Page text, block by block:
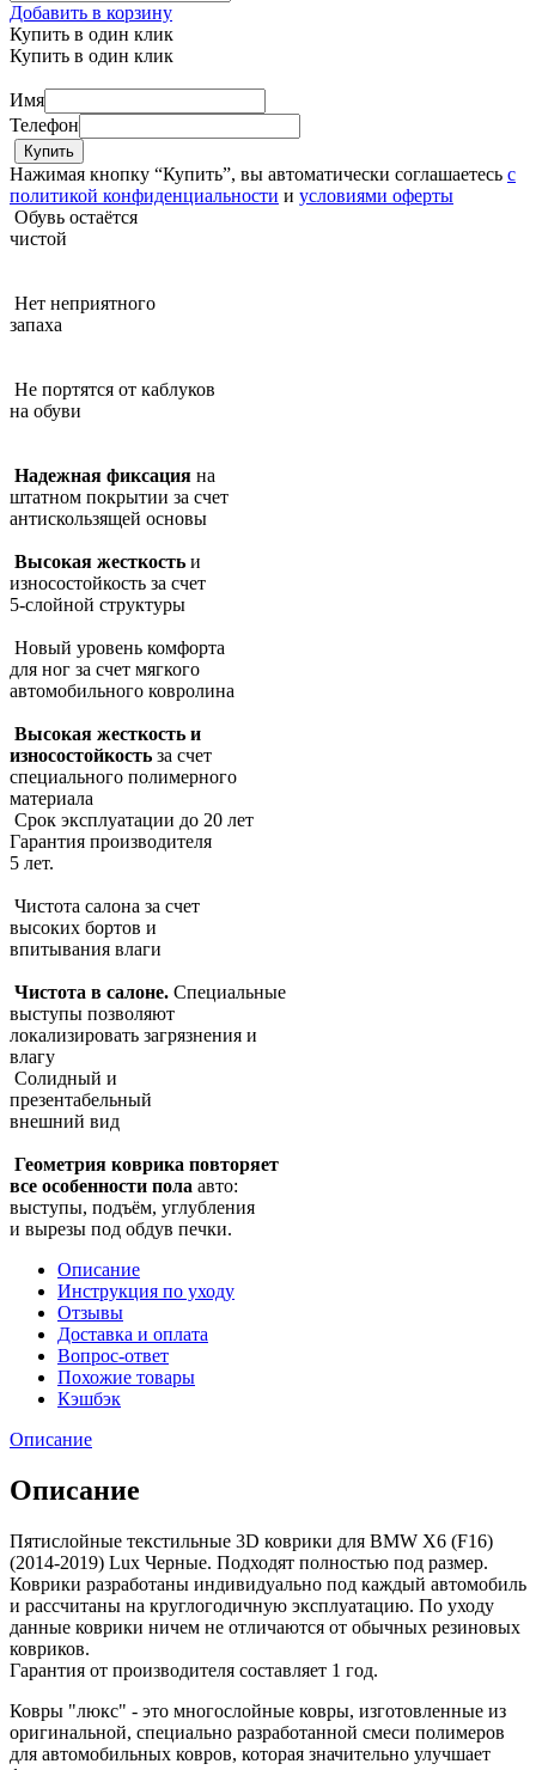
Добавить в корзину
Купить в один клик
Купить в один клик
Имя
Телефон
Нажимая кнопку “Купить”, вы автоматически соглашаетесь с
политикой конфиденциальности и условиями оферты
Обувь остаётся
чистой
Нет неприятного
запаха
Не портятся от каблуков
на обуви
Надежная фиксация на
штатном покрытии за счет
антискользящей основы
Высокая жесткость и
износостойкость за счет
5-слойной структуры
Новый уровень комфорта
для ног за счет мягкого
автомобильного ковролина
Высокая жесткость и
износостойкость за счет
специального полимерного
материала
Срок эксплуатации до 20 лет
Гарантия производителя
5 лет.
Чистота салона за счет
высоких бортов и
впитывания влаги
Чистота в салоне. Специальные
выступы позволяют
локализировать загрязнения и
влагу
Солидный и
презентабельный
внешний вид
Геометрия коврика повторяет
все особенности пола авто:
выступы, подъём, углубления
и вырезы под обдув печки.
Описание
Инструкция по уходу
Отзывы
Доставка и оплата
Вопрос-ответ
Похожие товары
Кэшбэк
Описание
Описание
Пятислойные текстильные 3D коврики для BMW X6 (F16)
(2014-2019) Lux Черные. Подходят полностью под размер.
Коврики разработаны индивидуально под каждый автомобиль
и рассчитаны на круглогодичную эксплуатацию. По уходу
данные коврики ничем не отличаются от обычных резиновых
ковриков.
Гарантия от производителя составляет 1 год.
Ковры "люкс" - это многослойные ковры, изготовленные из
оригинальной, специально разработанной смеси полимеров
для автомобильных ковров, которая значительно улучшает